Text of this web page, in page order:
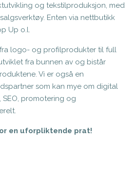
og tekstilproduksjon, med
Enten via nettbutikk
Up o.l.
logo- og profilprodukter til full
fra bunnen av og bistår
Vi er også en
som kan mye om digital
SEO, promotering og
en uforpliktende prat!